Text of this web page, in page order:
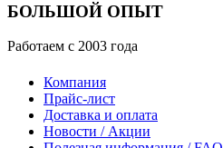
БОЛЬШОЙ ОПЫТ
Работаем с 2003 года
Компания
Прайс-лист
Доставка и оплата
Новости / Акции